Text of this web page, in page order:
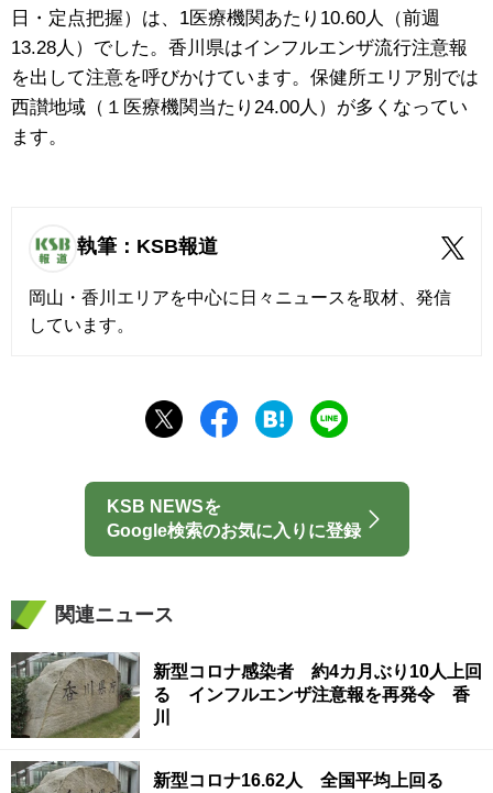
日・定点把握）は、1医療機関あたり10.60人（前週
13.28人）でした。香川県はインフルエンザ流行注意報
を出して注意を呼びかけています。保健所エリア別では
西讃地域（１医療機関当たり24.00人）が多くなってい
ます。
執筆：KSB報道
岡山・香川エリアを中心に日々ニュースを取材、発信
しています。
KSB NEWSを
Google検索のお気に入りに登録
関連ニュース
新型コロナ感染者 約4カ月ぶり10人上回
る インフルエンザ注意報を再発令 香
川
新型コロナ16.62人 全国平均上回る